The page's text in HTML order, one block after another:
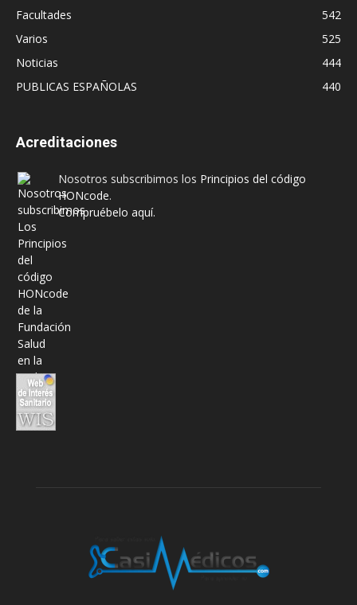
Facultades
542
Varios
525
Noticias
444
PUBLICAS ESPAÑOLAS
440
Acreditaciones
Nosotros subscribimos los Principios del código
HONcode.
Compruébelo aquí.